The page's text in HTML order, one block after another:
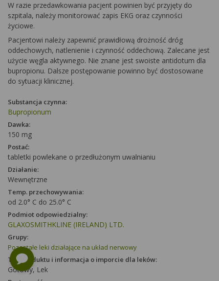
W razie przedawkowania pacjent powinien być przyjęty do
szpitala, należy monitorować zapis EKG oraz czynności
życiowe.
Pacjentowi należy zapewnić prawidłową drożność dróg
oddechowych, natlenienie i czynność oddechową. Zalecane jest
użycie węgla aktywnego. Nie znane jest swoiste antidotum dla
bupropionu. Dalsze postępowanie powinno być dostosowane
do sytuacji klinicznej.
Substancja czynna:
Bupropionum
Dawka:
150 mg
Postać:
tabletki powlekane o przedłużonym uwalnianiu
Działanie:
Wewnętrzne
Temp. przechowywania:
od 2.0° C do 25.0° C
Podmiot odpowiedzialny:
GLAXOSMITHKLINE (IRELAND) LTD.
Grupy:
Pozostałe leki działające na układ nerwowy
Typ produktu i informacja o imporcie dla leków:
Gotowy, Lek